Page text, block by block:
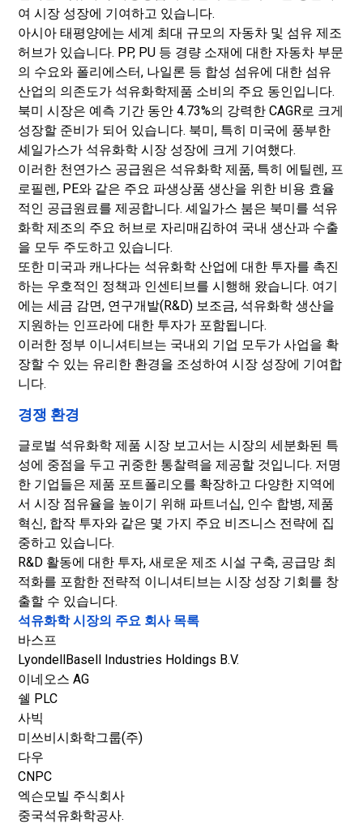
여 시장 성장에 기여하고 있습니다.
아시아 태평양에는 세계 최대 규모의 자동차 및 섬유 제조
허브가 있습니다. PP, PU 등 경량 소재에 대한 자동차 부문
의 수요와 폴리에스터, 나일론 등 합성 섬유에 대한 섬유
산업의 의존도가 석유화학제품 소비의 주요 동인입니다.
북미 시장은 예측 기간 동안 4.73%의 강력한 CAGR로 크게
성장할 준비가 되어 있습니다. 북미, 특히 미국에 풍부한
셰일가스가 석유화학 시장 성장에 크게 기여했다.
이러한 천연가스 공급원은 석유화학 제품, 특히 에틸렌, 프
로필렌, PE와 같은 주요 파생상품 생산을 위한 비용 효율
적인 공급원료를 제공합니다. 셰일가스 붐은 북미를 석유
화학 제조의 주요 허브로 자리매김하여 국내 생산과 수출
을 모두 주도하고 있습니다.
또한 미국과 캐나다는 석유화학 산업에 대한 투자를 촉진
하는 우호적인 정책과 인센티브를 시행해 왔습니다. 여기
에는 세금 감면, 연구개발(R&D) 보조금, 석유화학 생산을
지원하는 인프라에 대한 투자가 포함됩니다.
이러한 정부 이니셔티브는 국내외 기업 모두가 사업을 확
장할 수 있는 유리한 환경을 조성하여 시장 성장에 기여합
니다.
경쟁 환경
글로벌 석유화학 제품 시장 보고서는 시장의 세분화된 특
성에 중점을 두고 귀중한 통찰력을 제공할 것입니다. 저명
한 기업들은 제품 포트폴리오를 확장하고 다양한 지역에
서 시장 점유율을 높이기 위해 파트너십, 인수 합병, 제품
혁신, 합작 투자와 같은 몇 가지 주요 비즈니스 전략에 집
중하고 있습니다.
R&D 활동에 대한 투자, 새로운 제조 시설 구축, 공급망 최
적화를 포함한 전략적 이니셔티브는 시장 성장 기회를 창
출할 수 있습니다.
석유화학 시장의 주요 회사 목록
바스프
LyondellBasell Industries Holdings B.V.
이네오스 AG
쉘 PLC
사빅
미쓰비시화학그룹(주)
다우
CNPC
엑슨모빌 주식회사
중국석유화학공사.